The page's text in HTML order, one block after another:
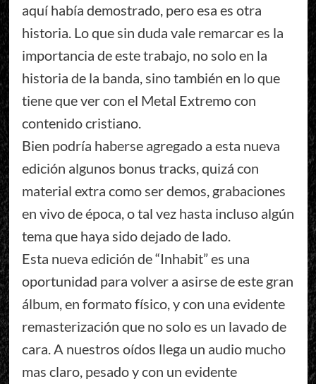
aquí había demostrado, pero esa es otra
historia. Lo que sin duda vale remarcar es la
importancia de este trabajo, no solo en la
historia de la banda, sino también en lo que
tiene que ver con el Metal Extremo con
contenido cristiano.
Bien podría haberse agregado a esta nueva
edición algunos bonus tracks, quizá con
material extra como ser demos, grabaciones
en vivo de época, o tal vez hasta incluso algún
tema que haya sido dejado de lado.
Esta nueva edición de “Inhabit” es una
oportunidad para volver a asirse de este gran
álbum, en formato físico, y con una evidente
remasterización que no solo es un lavado de
cara. A nuestros oídos llega un audio mucho
mas claro, pesado y con un evidente